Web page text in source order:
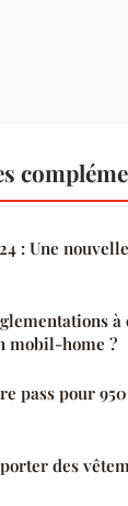
: Une
à
mobil-home ?
pass pour
des